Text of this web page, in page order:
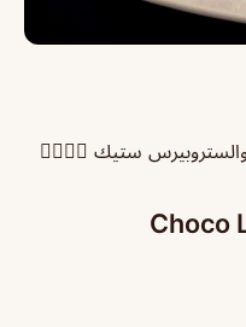
ستيك 👌🏻👌🏻